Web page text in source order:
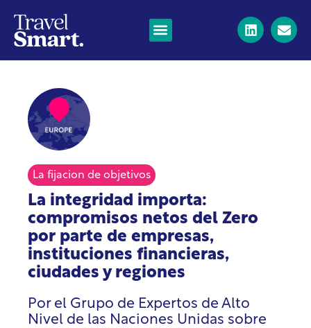
La fijacion de objetivos
La integridad importa:
compromisos netos del Zero
por parte de empresas,
instituciones financieras,
ciudades y regiones
Por el Grupo de Expertos de Alto
Nivel de las Naciones Unidas sobre